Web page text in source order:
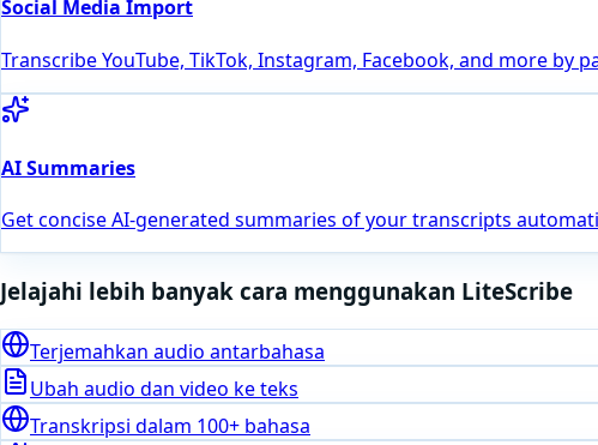
Social Media Import
Transcribe YouTube, TikTok, Instagram, Facebook, and more by
AI Summaries
Get concise AI-generated summaries of your transcripts
Jelajahi lebih banyak cara menggunakan LiteScribe
Terjemahkan audio antarbahasa
Ubah audio dan video ke teks
Transkripsi dalam 100+ bahasa